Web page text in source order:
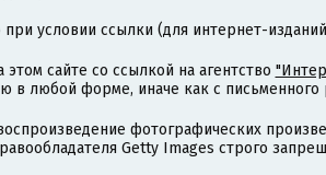
условии ссылки (для интернет-
сайте со ссылкой на агентство
в любой форме, иначе как с письменного
фотографических
Getty Images строго